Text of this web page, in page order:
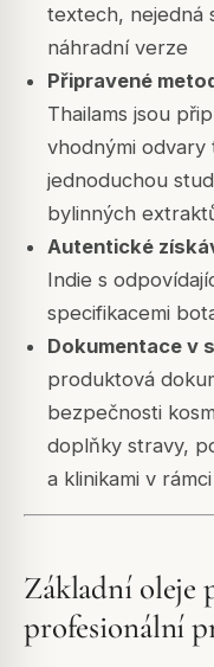
textech, nejedná
náhradní verze
Připravené
Thailams jsou
vhodnými
jednoduchou
bylinných
Autentické
Indie s
specifikacemi
Dokumentace v
produktová
bezpečnosti
doplňky stravy,
a klinikami v
Základní oleje
profesionální